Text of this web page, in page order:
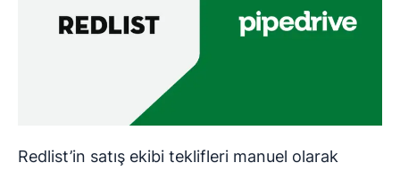
Redlist’in satış ekibi teklifleri manuel olarak